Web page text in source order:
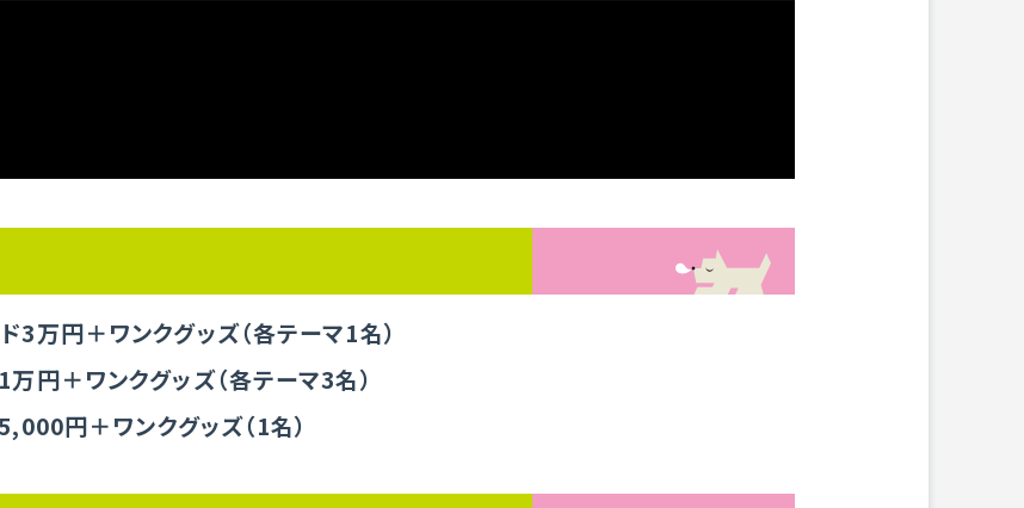
万円＋ワンクグッズ（各テーマ1名）
円＋ワンクグッズ（各テーマ3名）
円＋ワンクグッズ（1名）